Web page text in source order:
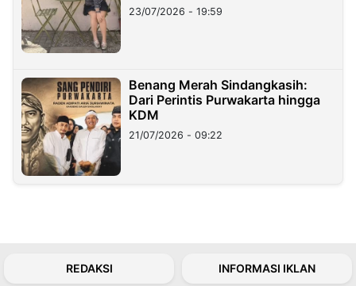
23/07/2026 - 19:59
Benang Merah Sindangkasih:
Dari Perintis Purwakarta hingga
KDM
21/07/2026 - 09:22
REDAKSI INFORMASI IKLAN